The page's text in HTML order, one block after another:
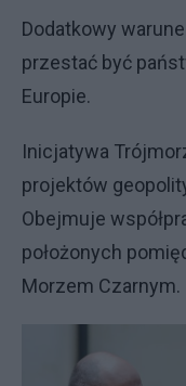
Dodatkowy
przestać być
Europie.
Inicjatywa
projektów
Obejmuje
położonych
Morzem Czarnym.